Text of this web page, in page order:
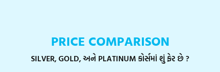
PRICE COMPARISON
SILVER, GOLD, અને PLATINUM કોર્સમાં શું ફેર છે ?